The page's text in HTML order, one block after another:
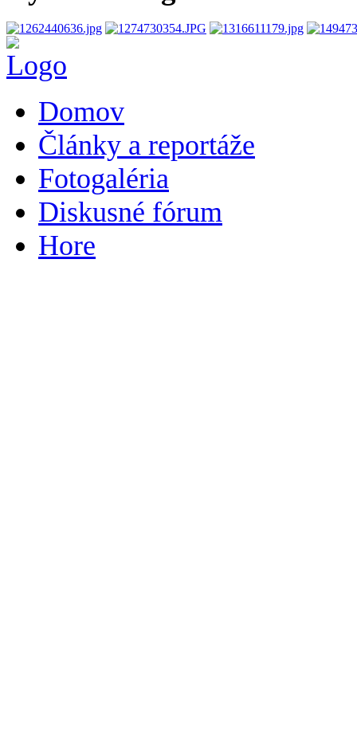
Domov
Články a reportáže
Fotogaléria
Diskusné fórum
Hore